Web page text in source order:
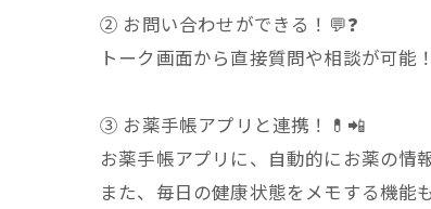
② お問い合わせができる！💬❓
トーク画面から直接質問や相談が可能
③ お薬手帳アプリと連携！💊📲
お薬手帳アプリに、自動的にお薬の情
また、毎日の健康状態をメモする機能